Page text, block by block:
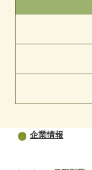
企業情報